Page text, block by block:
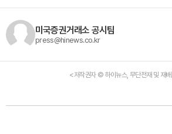
미국증권거래소 공시팀
press@hinews.co.kr
<저작권자 © 하이뉴스, 무단전재 및 재